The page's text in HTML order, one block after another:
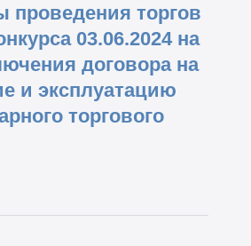
проведения торгов
03.06.2024 на
договора на
и эксплуатацию
торгового